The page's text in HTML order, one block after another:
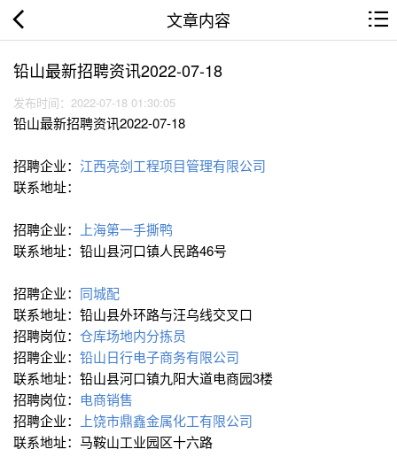
文章内容
铅山最新招聘资讯2022-07-18
发布时间：2022-07-18 01:30:05
铅山最新招聘资讯2022-07-18
招聘企业： 江西亮剑工程项目管理有限公司
联系地址：
招聘企业：
上海第一手撕鸭
联系地址：铅山县河口镇人民路46号
招聘企业： 同城配
联系地址：铅山县外环路与汪乌线交叉口
招聘岗位： 仓库场地内分拣员
招聘企业： 铅山日行电子商务有限公司
联系地址：铅山县河口镇九阳大道电商园3楼
招聘岗位： 电商销售
招聘企业：
上饶市鼎鑫金属化工有限公司
联系地址：马鞍山工业园区十六路